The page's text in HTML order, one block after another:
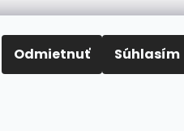
Odmietnuť Súhlasím